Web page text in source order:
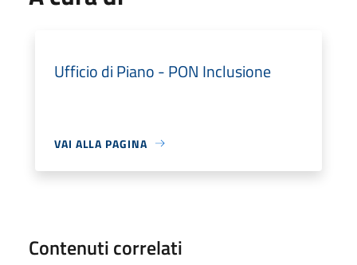
Ufficio di Piano - PON Inclusione
VAI ALLA PAGINA
Contenuti correlati